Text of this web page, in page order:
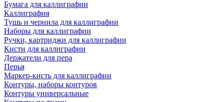
Бумага для каллиграфии
Каллиграфия
Тушь и чернила для каллиграфии
Наборы для каллиграфии
Ручки, картриджи для каллиграфии
Кисти для каллиграфии
Держатели для пера
Перья
Маркер-кисть для каллиграфии
Контуры, наборы контуров
Контуры универсальные